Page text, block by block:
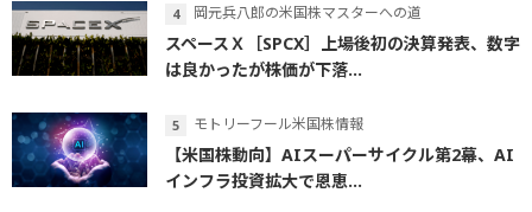
岡元兵八郎の米国株マスターへの道
スペースＸ［SPCX］上場後初の決算発表、数字
は良かったが株価が下落...
モトリーフール米国株情報
【米国株動向】AIスーパーサイクル第2幕、AI
インフラ投資拡大で恩恵...